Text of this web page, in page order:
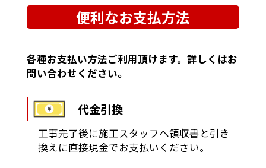
便利なお支払方法
各種お支払い方法ご利用頂けます。詳しくはお
問い合わせください。
代金引換
工事完了後に施工スタッフへ領収書と引き
換えに直接現金でお支払いください。